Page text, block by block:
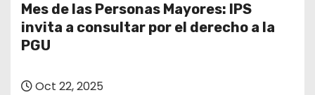
Mes de las Personas Mayores: IPS
invita a consultar por el derecho a la
PGU
Oct 22, 2025